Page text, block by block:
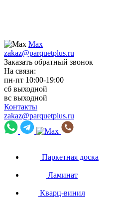
Max
zakaz@parquetplus.ru
Заказать обратный звонок
На связи:
пн-пт 10:00-19:00
сб выходной
вс выходной
Контакты
zakaz@parquetplus.ru
Паркетная доска
Ламинат
Кварц-винил